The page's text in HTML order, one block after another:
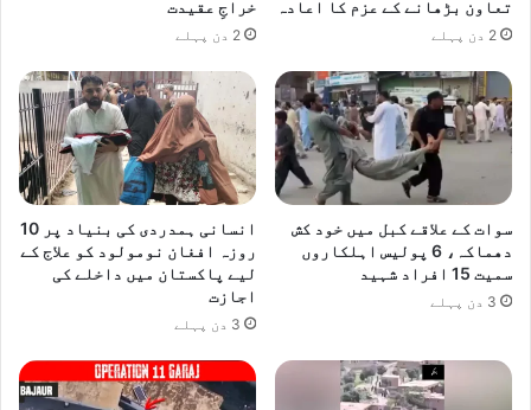
تعاون بڑھانے کے عزم کا اعادہ
2 دن پہلے
خراجِ عقیدت
2 دن پہلے
سوات کے علاقے کبل میں خود کش
دھماکہ، 6 پولیس اہلکاروں
سمیت 15 افراد شہید
3 دن پہلے
انسانی ہمدردی کی بنیاد پر 10
روزہ افغان نومولود کو علاج کے
لیے پاکستان میں داخلے کی
اجازت
3 دن پہلے